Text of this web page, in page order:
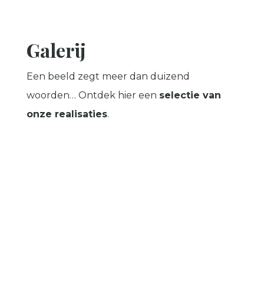
Galerij
Een beeld zegt meer dan duizend
woorden… Ontdek hier een selectie van
onze realisaties.